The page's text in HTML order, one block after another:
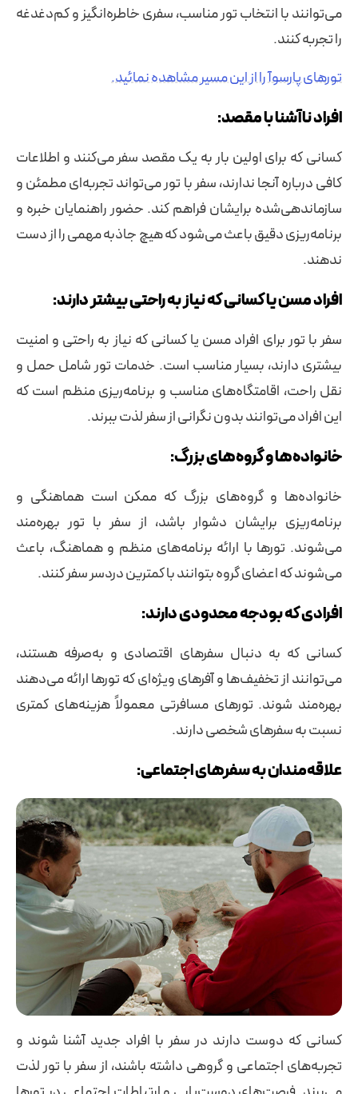
می‌توانند با انتخاب تور مناسب، سفری خاطره‌انگیز و کم‌دغدغه
را تجربه کنند.
تورهای پارسوآ را از این مسیر مشاهده نمائید.
افراد ناآشنا با مقصد:
کسانی که برای اولین بار به یک مقصد سفر می‌کنند و اطلاعات
کافی درباره آنجا ندارند، سفر با تور می‌تواند تجربه‌ای مطمئن و
سازماندهی‌شده برایشان فراهم کند. حضور راهنمایان خبره و
برنامه‌ریزی دقیق باعث می‌شود که هیچ جاذبه مهمی را از دست
ندهند.
افراد مسن یا کسانی که نیاز به راحتی بیشتر دارند:
سفر با تور برای افراد مسن یا کسانی که نیاز به راحتی و امنیت
بیشتری دارند، بسیار مناسب است. خدمات تور شامل حمل و
نقل راحت، اقامتگاه‌های مناسب و برنامه‌ریزی منظم است که
این افراد می‌توانند بدون نگرانی از سفر لذت ببرند.
خانواده‌ها و گروه‌های بزرگ:
خانواده‌ها و گروه‌های بزرگ که ممکن است هماهنگی و
برنامه‌ریزی برایشان دشوار باشد، از سفر با تور بهره‌مند
می‌شوند. تورها با ارائه برنامه‌های منظم و هماهنگ، باعث
می‌شوند که اعضای گروه بتوانند با کمترین دردسر سفر کنند.
افرادی که بودجه محدودی دارند:
کسانی که به دنبال سفرهای اقتصادی و به‌صرفه هستند،
می‌توانند از تخفیف‌ها و آفرهای ویژه‌ای که تورها ارائه می‌دهند
بهره‌مند شوند. تورهای مسافرتی معمولاً هزینه‌های کمتری
نسبت به سفرهای شخصی دارند.
علاقه‌مندان به سفرهای اجتماعی:
کسانی که دوست دارند در سفر با افراد جدید آشنا شوند و
تجربه‌های اجتماعی و گروهی داشته باشند، از سفر با تور لذت